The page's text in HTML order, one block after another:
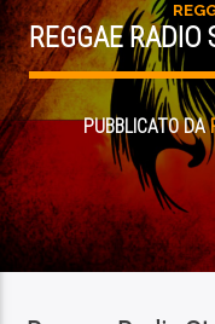
ADESSO IN ONDA
VITAMINE
REGGAE
PUBBLICATO DA